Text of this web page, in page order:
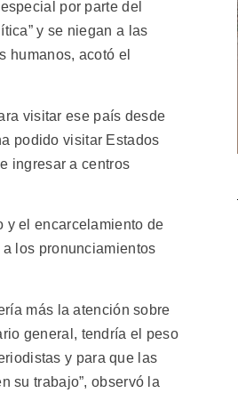
por parte del
y se niegan a las
humanos, acotó el
visitar ese país desde
podido visitar Estados
ingresar a centros
y el encarcelamiento de
los pronunciamientos
más la atención sobre
general, tendría el peso
y para que las
su trabajo”, observó la